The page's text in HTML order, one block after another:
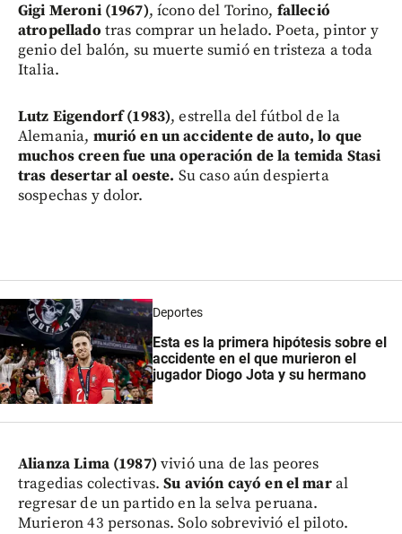
Gigi Meroni (1967), ícono del Torino, falleció
atropellado tras comprar un helado. Poeta, pintor y
genio del balón, su muerte sumió en tristeza a toda
Italia.
Lutz Eigendorf (1983), estrella del fútbol de la
Alemania, murió en un accidente de auto, lo que
muchos creen fue una operación de la temida Stasi
tras desertar al oeste. Su caso aún despierta
sospechas y dolor.
Deportes
Esta es la primera hipótesis sobre el
accidente en el que murieron el
jugador Diogo Jota y su hermano
Alianza Lima (1987)vivió una de las peores
tragedias colectivas.Su avión cayó en el maral
regresar de un partido en la selva peruana.
Murieron 43 personas. Solo sobrevivió el piloto.